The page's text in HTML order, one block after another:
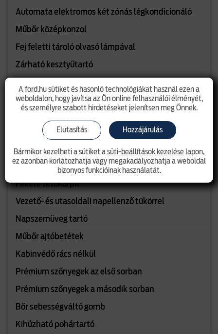
Automata elektromos két zónás légkondícionáló
Műbőr középkonzol
Fej feletti tároló olvasó lámpával
Zárható kesztyűtartó
Belső LED hangulatvilágítás
Tachográf előkészítés
Automatikusan elsötétedő belső visszapillantó
tükör
Fekete tetőkárpit
Vezető- és utasoldali napellenző tükörrel
Napszemüveg tartó
Műbőr ajtóbetétek
Kabinvédő rács nélkül
Prémium szőnyegek az első sorban
Prémium szőnyegek a második sorban
Bőr sebességváltó gomb
Kihúzható pohártartó
A ford.hu sütiket és hasonló technológiákat használ ezen a
weboldalon, hogy javítsa az Ön online felhasználói élményét,
és személyre szabott hirdetéseket jelenítsen meg Önnek.
Elutasítás Hozzájárulás
Bármikor kezelheti a sütiket asüti-beállítások kezelése lapon,
ez azonban korlátozhatja vagy megakadályozhatja a weboldal
bizonyos funkcióinak használatát.